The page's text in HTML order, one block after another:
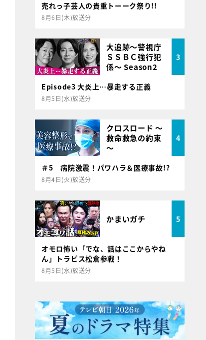
売れっ子芸人の貴重トーーク祭り!!
8月6日(木)放送分
大追跡～警視庁
ＳＳＢＣ強行犯
係～ Season2
3
Episode3 大炎上…暴走する正義
8月5日(水)放送分
クロスロード ～
救命救急の約束
～
4
＃5 病院激震！パワハラ＆医療事故!?
8月4日(火)放送分
かまいガチ 5
オモロ怖い「でな、話はここからやね
ん」トラビス松倉参戦！
8月5日(水)放送分